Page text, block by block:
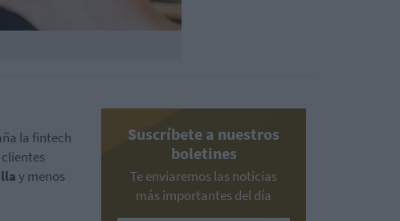
la fintech
y menos
Suscríbete a nuestros
boletines
Te enviaremos las noticias
más importantes del día